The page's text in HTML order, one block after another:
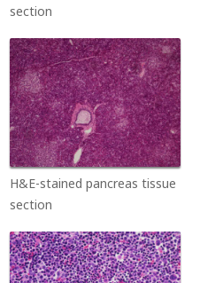
section
H&E-stained pancreas tissue
section